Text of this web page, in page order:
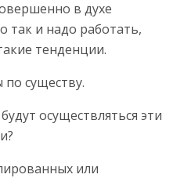
в духе
так и надо работать,
тенденции.
существу.
осуществляться эти
или